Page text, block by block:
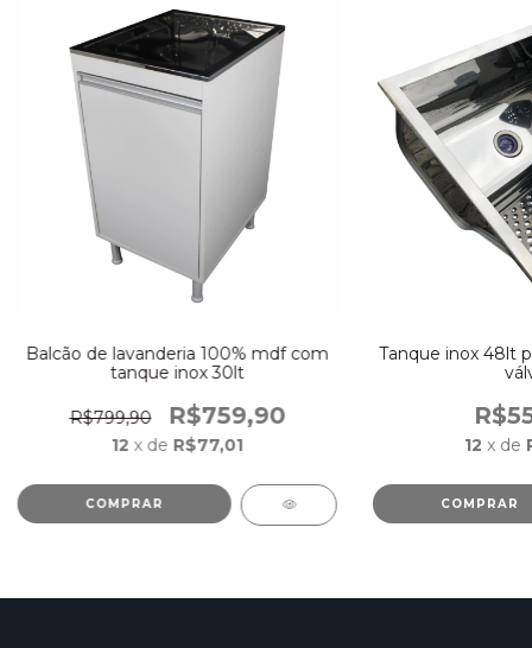
Balcão de lavanderia 100% mdf com
tanque inox 30lt
R$799,90 R$759,90
12 x de R$77,01
COMPRAR
Tanque inox 48lt
12 x de